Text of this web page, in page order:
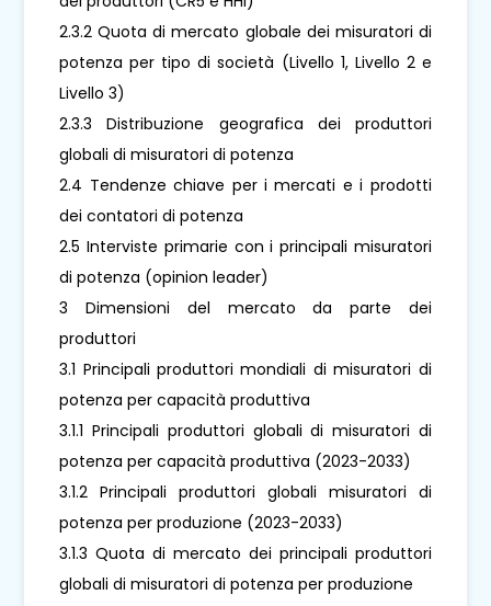
2.3.2 Quota di mercato globale dei misuratori di
potenza per tipo di società (Livello 1, Livello 2 e
Livello 3)
2.3.3 Distribuzione geografica dei produttori
globali di misuratori di potenza
2.4 Tendenze chiave per i mercati e i prodotti
dei contatori di potenza
2.5 Interviste primarie con i principali misuratori
di potenza (opinion leader)
3 Dimensioni del mercato da parte dei
produttori
3.1 Principali produttori mondiali di misuratori di
potenza per capacità produttiva
3.1.1 Principali produttori globali di misuratori di
potenza per capacità produttiva (2023-2033)
3.1.2 Principali produttori globali misuratori di
potenza per produzione (2023-2033)
3.1.3 Quota di mercato dei principali produttori
globali di misuratori di potenza per produzione